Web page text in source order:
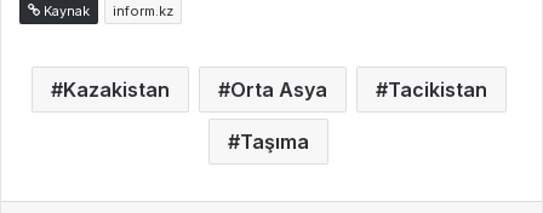
Kaynak inform.kz
Kazakistan Orta Asya Tacikistan
Taşıma